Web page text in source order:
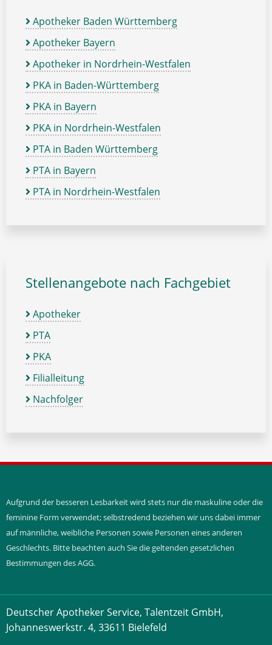
Apotheker Baden Württemberg
Apotheker Bayern
Apotheker in Nordrhein-Westfalen
PKA in Baden-Württemberg
PKA in Bayern
PKA in Nordrhein-Westfalen
PTA in Baden Württemberg
PTA in Bayern
PTA in Nordrhein-Westfalen
Stellenangebote nach Fachgebiet
Apotheker
PTA
PKA
Filialleitung
Nachfolger
Aufgrund der besseren Lesbarkeit wird stets nur die maskuline oder die
feminine Form verwendet; selbstredend beziehen wir uns dabei immer
auf männliche, weibliche Personen sowie Personen eines anderen
Geschlechts. Bitte beachten auch Sie die geltenden gesetzlichen
Bestimmungen des AGG.
Deutscher Apotheker Service, Talentzeit GmbH,
Johanneswerkstr. 4, 33611 Bielefeld